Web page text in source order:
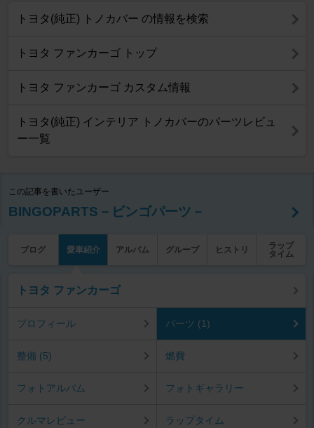
トヨタ(純正) トノカバー の情報を検索
トヨタ ファンカーゴ トップ
トヨタ ファンカーゴ カスタム情報
トヨタ(純正) インテリア トノカバーのパーツレビュ
ー一覧
この記事を書いたユーザー
BINGOPARTS－ビンゴパーツ－
ブログ 愛車紹介 アルバム グループ ヒストリ
ラップ
タイム
トヨタ ファンカーゴ
プロフィール パーツ (1)
整備 (5) 燃費
フォトアルバム フォトギャラリー
クルマレビュー ラップタイム